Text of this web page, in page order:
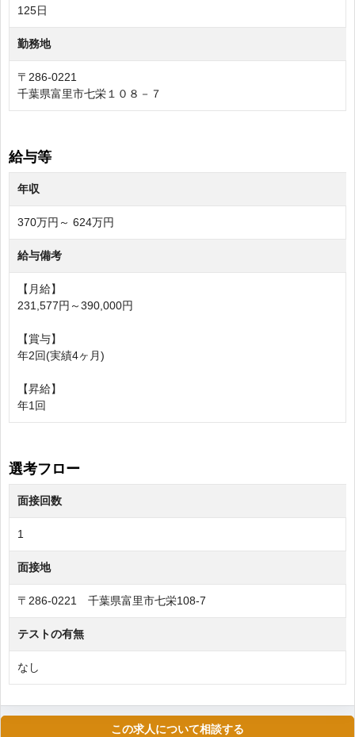
125日
勤務地
〒286-0221
千葉県富里市七栄１０８－７
給与等
年収
370万円～ 624万円
給与備考
【月給】
231,577円～390,000円
【賞与】
年2回(実績4ヶ月)
【昇給】
年1回
選考フロー
面接回数
1
面接地
〒286-0221 千葉県富里市七栄108-7
テストの有無
なし
この求人について相談する